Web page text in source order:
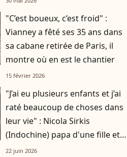
"C’est boueux, c’est froid" :
Vianney a fêté ses 35 ans dans
sa cabane retirée de Paris, il
montre où en est le chantier
15 février 2026
"J’ai eu plusieurs enfants et j’ai
raté beaucoup de choses dans
leur vie" : Nicola Sirkis
(Indochine) papa d'une fille et
de deux garçons
22 juin 2026